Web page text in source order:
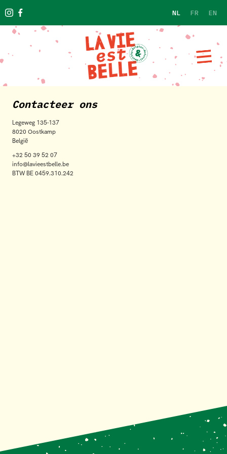
NL FR EN
Contacteer ons
Legeweg 135-137
8020 Oostkamp
België
+32 50 39 52 07
info@lavieestbelle.be
BTW BE 0459.310.242